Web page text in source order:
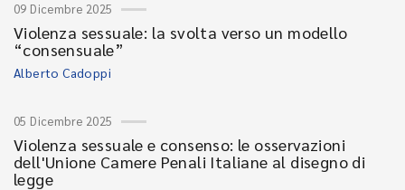
09 Dicembre 2025
Violenza sessuale: la svolta verso un modello
“consensuale”
Alberto Cadoppi
05 Dicembre 2025
Violenza sessuale e consenso: le osservazioni
dell'Unione Camere Penali Italiane al disegno di
legge